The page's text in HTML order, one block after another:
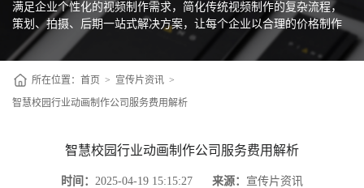
满足企业个性化的视频制作需求，简化传统视频制作的复杂流程，
策划、拍摄、后期一站式解决方案，让每个企业以合理的价格制作
自己的宣传片
所在位置： 首页 > 宣传片资讯 >
智慧校园行业动画制作公司服务费用解析
智慧校园行业动画制作公司服务费用解析
时间： 2025-04-19 15:15:27 来源： 宣传片资讯